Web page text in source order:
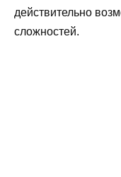
действительно
сложностей.